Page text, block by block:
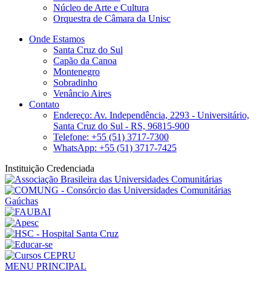
Núcleo de Arte e Cultura
Orquestra de Câmara da Unisc
Onde Estamos
Santa Cruz do Sul
Capão da Canoa
Montenegro
Sobradinho
Venâncio Aires
Contato
Endereço: Av. Independência, 2293 - Universitário,
Santa Cruz do Sul - RS, 96815-900
Telefone: +55 (51) 3717-7300
WhatsApp: +55 (51) 3717-7425
Instituição Credenciada
MENU PRINCIPAL